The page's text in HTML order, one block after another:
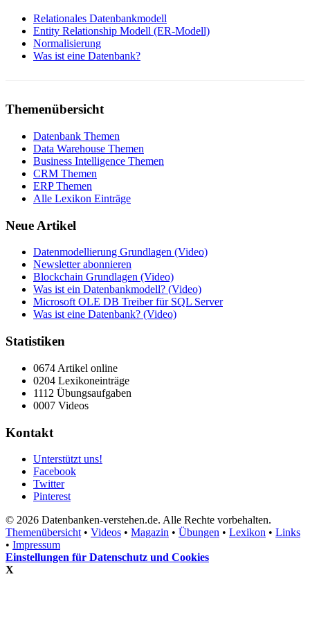
Relationales Datenbankmodell
Entity Relationship Modell (ER-Modell)
Normalisierung
Was ist eine Datenbank?
Themenübersicht
Datenbank Themen
Data Warehouse Themen
Business Intelligence Themen
CRM Themen
ERP Themen
Alle Lexikon Einträge
Neue Artikel
Datenmodellierung Grundlagen (Video)
Newsletter abonnieren
Blockchain Grundlagen (Video)
Was ist ein Datenbankmodell? (Video)
Microsoft OLE DB Treiber für SQL Server
Was ist eine Datenbank? (Video)
Statistiken
0674 Artikel online
0204 Lexikoneinträge
1112 Übungsaufgaben
0007 Videos
Kontakt
Unterstützt uns!
Facebook
Twitter
Pinterest
© 2026 Datenbanken-verstehen.de. Alle Rechte vorbehalten.
Themenübersicht • Videos • Magazin • Übungen • Lexikon • Links
• Impressum
Einstellungen für Datenschutz und Cookies
X